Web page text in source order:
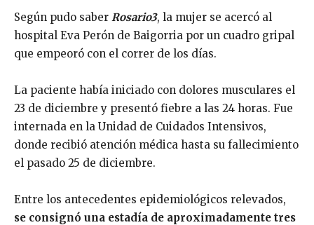
Según pudo saber Rosario3, la mujer se acercó al
hospital Eva Perón de Baigorria por un cuadro gripal
que empeoró con el correr de los días.
La paciente había iniciado con dolores musculares el
23 de diciembre y presentó fiebre a las 24 horas. Fue
internada en la Unidad de Cuidados Intensivos,
donde recibió atención médica hasta su fallecimiento
el pasado 25 de diciembre.
Entre los antecedentes epidemiológicos relevados,
se consignó una estadía de aproximadamente tres